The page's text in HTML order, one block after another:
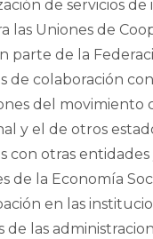
de servicios
las Uniones de
parte de la
de colaboración
del movimiento
y el de otros
con otras entidades
de la Economía
en las
de las